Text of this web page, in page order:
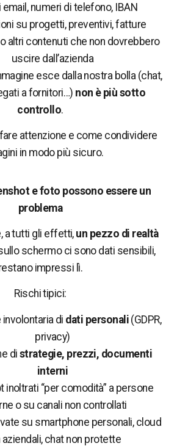
email, numeri di telefono, IBAN
su progetti, preventivi, fatture
altri contenuti che non dovrebbero
uscire dall’azienda
esce dalla nostra bolla (chat,
a fornitori…) non è più sotto
controllo.
attenzione e come condividere
in modo più sicuro.
e foto possono essere un
problema
a tutti gli effetti, un pezzo di realtà
schermo ci sono dati sensibili,
impressi lì.
Rischi tipici:
di dati personali (GDPR,
privacy)
di strategie, prezzi, documenti
interni
inoltrati “per comodità” a persone
o su canali non controllati
su smartphone personali, cloud
aziendali, chat non protette